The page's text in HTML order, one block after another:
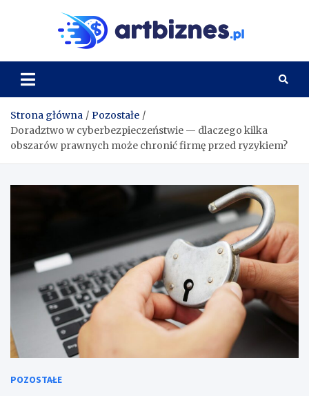
Strona główna
Pozostałe
Doradztwo w cyberbezpieczeństwie — dlaczego kilka
obszarów prawnych może chronić firmę przed ryzykiem?
POZOSTAŁE